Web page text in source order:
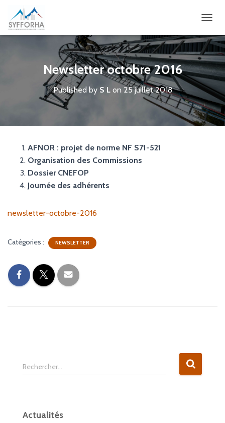
Newsletter octobre 2016
Published by S Lon 25 juillet 2018
AFNOR : projet de norme NF S71-521
Organisation des Commissions
Dossier CNEFOP
Journée des adhérents
newsletter-octobre-2016
Catégories : NEWSLETTER
R
e
r
Rechercher…
Actualités